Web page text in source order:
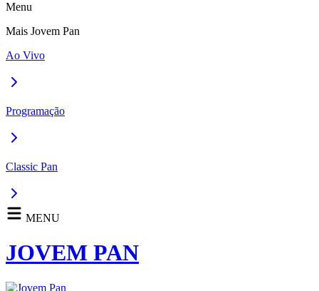
Menu
Mais Jovem Pan
Ao Vivo
Programação
Classic Pan
MENU
JOVEM PAN